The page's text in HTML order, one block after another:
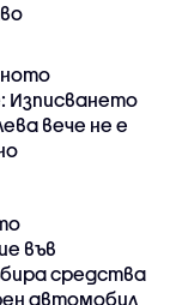
Изписването
вече не е
във
средства
автомобил